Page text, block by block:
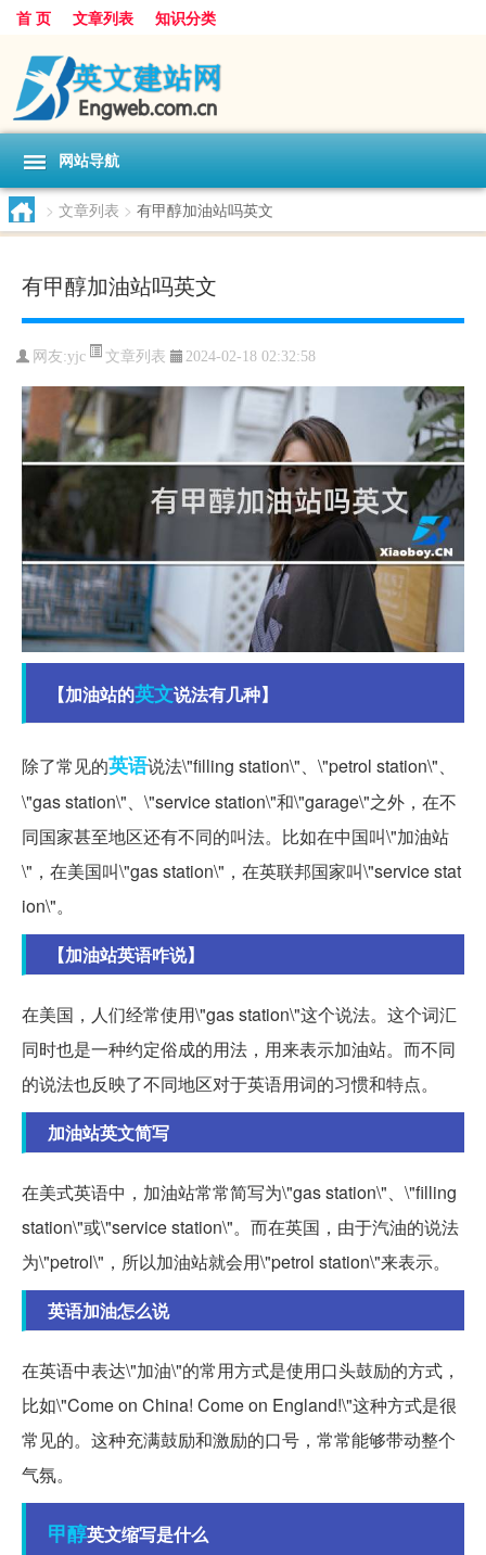
首 页 文章列表 知识分类
网站导航
> 文章列表 > 有甲醇加油站吗英文
有甲醇加油站吗英文
网友:yjc 文章列表 2024-02-18 02:32:58
【加油站的英文说法有几种】
除了常见的英语说法\"filling station\"、\"petrol station\"、
\"gas station\"、\"service station\"和\"garage\"之外，在不
同国家甚至地区还有不同的叫法。比如在中国叫\"加油站
\"，在美国叫\"gas station\"，在英联邦国家叫\"service stat
ion\"。
【加油站英语咋说】
在美国，人们经常使用\"gas station\"这个说法。这个词汇
同时也是一种约定俗成的用法，用来表示加油站。而不同
的说法也反映了不同地区对于英语用词的习惯和特点。
加油站英文简写
在美式英语中，加油站常常简写为\"gas station\"、\"filling
station\"或\"service station\"。而在英国，由于汽油的说法
为\"petrol\"，所以加油站就会用\"petrol station\"来表示。
英语加油怎么说
在英语中表达\"加油\"的常用方式是使用口头鼓励的方式，
比如\"Come on China! Come on England!\"这种方式是很
常见的。这种充满鼓励和激励的口号，常常能够带动整个
气氛。
甲醇英文缩写是什么